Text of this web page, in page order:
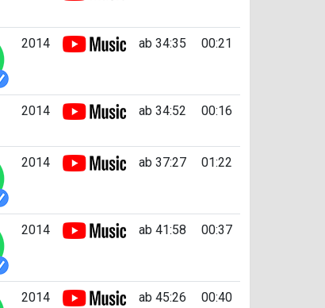
2014 ab 34:35 00:21
2014 ab 34:52 00:16
2014 ab 37:27 01:22
2014 ab 41:58 00:37
2014 ab 45:26 00:40